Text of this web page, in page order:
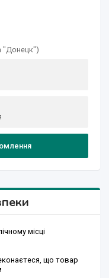
"Донецк")
місці
що товар